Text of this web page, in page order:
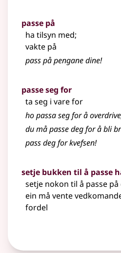
passe på
ha tilsyn med;
vakte på
pass på pengane dine!
passe seg for
ta seg i vare for
ho passa seg for å overdrive
du må passe deg for å bli
pass deg for kvefsen!
setje bukken til å passe
setje nokon til å passe
ein må vente
fordel